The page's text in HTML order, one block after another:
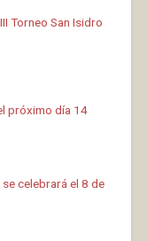
Torneo San Isidro
próximo día 14
celebrará el 8 de